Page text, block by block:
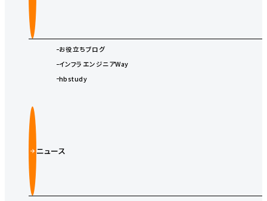
お役立ちブログ
インフラエンジニアWay
hbstudy
ニュース